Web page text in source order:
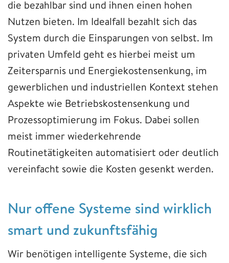
die bezahlbar sind und ihnen einen hohen
Nutzen bieten. Im Idealfall bezahlt sich das
System durch die Einsparungen von selbst. Im
privaten Umfeld geht es hierbei meist um
Zeitersparnis und Energiekostensenkung, im
gewerblichen und industriellen Kontext stehen
Aspekte wie Betriebskostensenkung und
Prozessoptimierung im Fokus. Dabei sollen
meist immer wiederkehrende
Routinetätigkeiten automatisiert oder deutlich
vereinfacht sowie die Kosten gesenkt werden.
Nur offene Systeme sind wirklich
smart und zukunftsfähig
Wir benötigen intelligente Systeme, die sich